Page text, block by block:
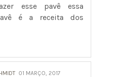
esse pavê essa
é a receita dos
01 MARÇO, 2017